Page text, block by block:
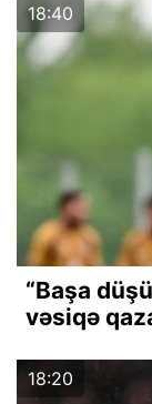
18:40
“Başa
vəsiqə
18:20